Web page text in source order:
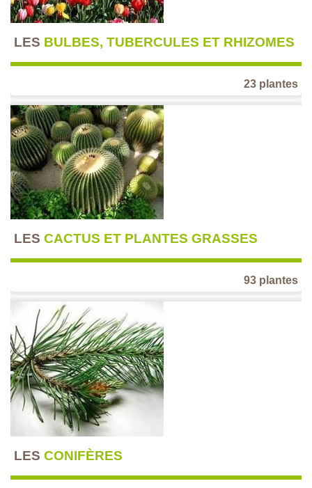
LES BULBES, TUBERCULES ET RHIZOMES
23 plantes
LES CACTUS ET PLANTES GRASSES
93 plantes
LES CONIFÈRES